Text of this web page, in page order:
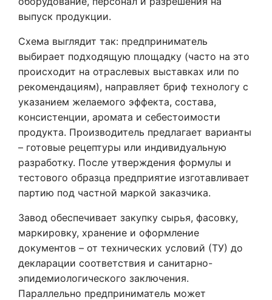
выпуск продукции.
Схема выглядит так: предприниматель
выбирает подходящую площадку (часто на это
происходит на отраслевых выставках или по
рекомендациям), направляет бриф технологу с
указанием желаемого эффекта, состава,
консистенции, аромата и себестоимости
продукта. Производитель предлагает варианты
– готовые рецептуры или индивидуальную
разработку. После утверждения формулы и
тестового образца предприятие изготавливает
партию под частной маркой заказчика.
Завод обеспечивает закупку сырья, фасовку,
маркировку, хранение и оформление
документов – от технических условий (ТУ) до
декларации соответствия и санитарно-
эпидемиологического заключения.
Параллельно предприниматель может